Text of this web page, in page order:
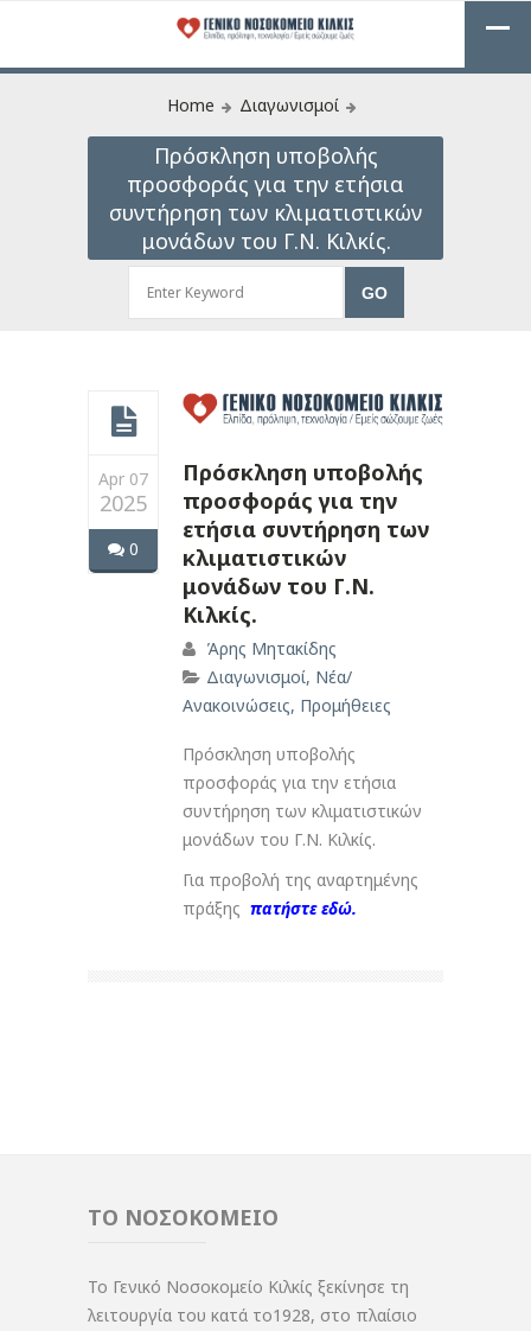
Home Διαγωνισμοί
Πρόσκληση υποβολής
προσφοράς για την ετήσια
συντήρηση των κλιματιστικών
μονάδων του Γ.Ν. Κιλκίς.
Apr 07
2025
0
Πρόσκληση υποβολής
προσφοράς για την
ετήσια συντήρηση των
κλιματιστικών
μονάδων του Γ.Ν.
Κιλκίς.
Άρης Μητακίδης
Διαγωνισμοί, Νέα/
Ανακοινώσεις, Προμήθειες
Πρόσκληση υποβολής
προσφοράς για την ετήσια
συντήρηση των κλιματιστικών
μονάδων του Γ.Ν. Κιλκίς.
Για προβολή της αναρτημένης
πράξης πατήστε εδώ.
ΤΟ ΝΟΣΟΚΟΜΕΙΟ
Το Γενικό Νοσοκομείο Κιλκίς ξεκίνησε τη
λειτουργία του κατά το1928, στο πλαίσιο